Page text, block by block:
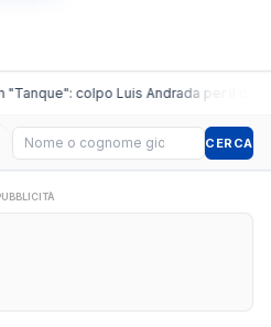
colpo Luis Andrada per il
Cerca giocatore CERCA